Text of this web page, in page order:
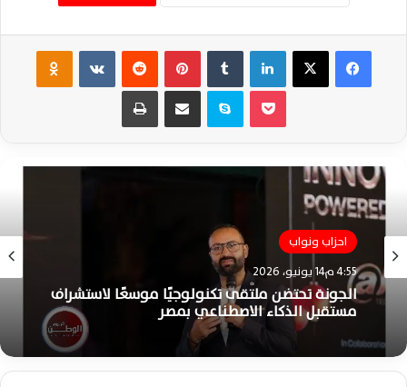
فيسبوك ‫X لينكدإن بينتيريست ‏VKontakte
سكايب مشاركة عبر البريد طباعة
احزاب ونواب
4:55 م14 يونيو، 2026
الجونة تحتضن ملتقى تكنولوجيًا موسعًا لاستشراف
مستقبل الذكاء الاصطناعي بمصر